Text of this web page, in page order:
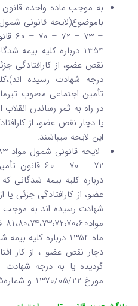
–
1354 درباره کلیه بیمه
نقص عضو، از کارافتادگی
درجه شهادت رسیده
در راه به ثمر رساندن
یا دچار نقص عضو، از
این لایحه میباشند.
درباره کلیه بیمه شدگانی
عضو، از کارافتادگی جزئی یا
شهادت رسیده اند به موجب
ماه 1354 درباره
دچار نقص عضو ، از کار
مورخ 1370/05/22 و شماره41305 اصلاح گردیده است.